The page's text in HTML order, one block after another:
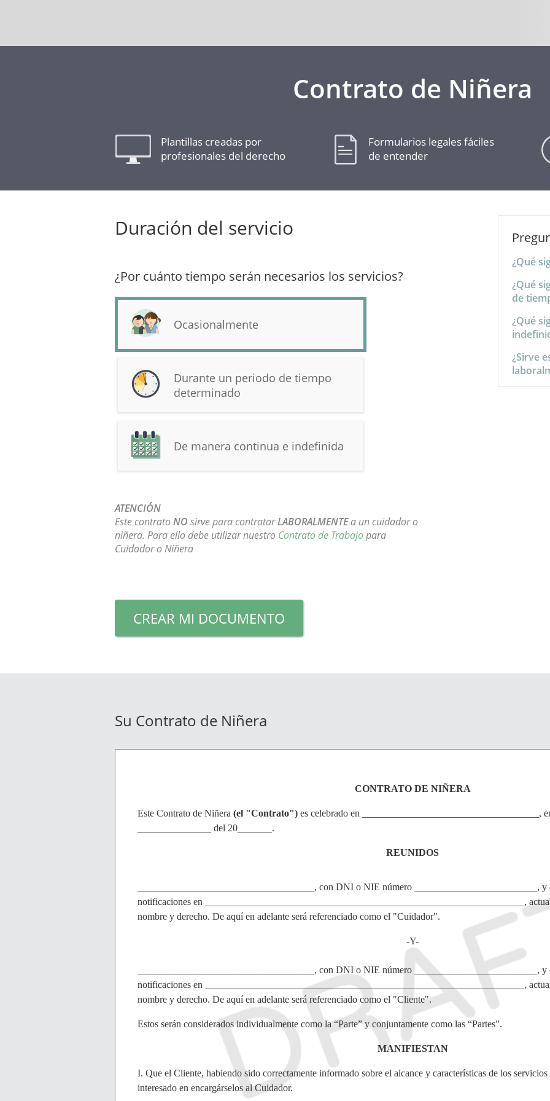
Contrato de Niñera
Plantillas creadas por
profesionales del derecho
Formularios legales fáciles
de entender
Duración del servicio
¿Por cuánto tiempo serán necesarios los servicios?
Ocasionalmente
Durante un periodo de tiempo
determinado
De manera continua e indefinida
ATENCIÓN
Este contratoNO sirve para contratarLABORALMENTEa un cuidador o
niñera. Para ello debe utilizar nuestro Contrato de Trabajopara
Cuidador o Niñera
CREAR MI DOCUMENTO
¿Qué
¿Qué
de
¿Qué
¿Sirve
Su Contrato de Niñera
CONTRATO DE NIÑERA
Este Contrato de Niñera (el "Contrato") es celebrado en ____________________________________,
_______________ del 20_______.
REUNIDOS
____________________________________, con DNI o NIE número _________________________,
notificaciones en _________________________________________________________________,
nombre y derecho. De aquí en adelante será referenciado como el "Cuidador".
-Y-
____________________________________, con DNI o NIE número _________________________,
notificaciones en _________________________________________________________________,
nombre y derecho. De aquí en adelante será referenciado como el "Cliente".
Estos serán considerados individualmente como la “Parte” y conjuntamente como las “Partes”.
MANIFIESTAN
I. Que el Cliente, habiendo sido correctamente informado sobre el alcance y características de los
interesado en encargárselos al Cuidador.